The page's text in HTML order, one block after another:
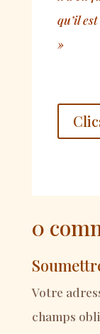
qu’il
»
0
Votre
champs